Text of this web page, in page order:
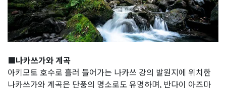
■나카쓰가와 계곡
아키모토 호수로 흘러 들어가는 나카쓰 강의 발원지에 위치한
나카쓰가와 계곡은 단풍의 명소로도 유명하며, 반다이 아즈마